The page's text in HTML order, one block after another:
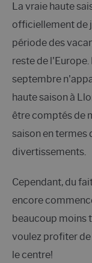
La vraie haute
officiellement de
période des
reste de l'Europe.
septembre
haute saison à
être comptés de
saison en termes
divertissements.
Cependant, du
encore
beaucoup moins
voulez profiter de
le centre!